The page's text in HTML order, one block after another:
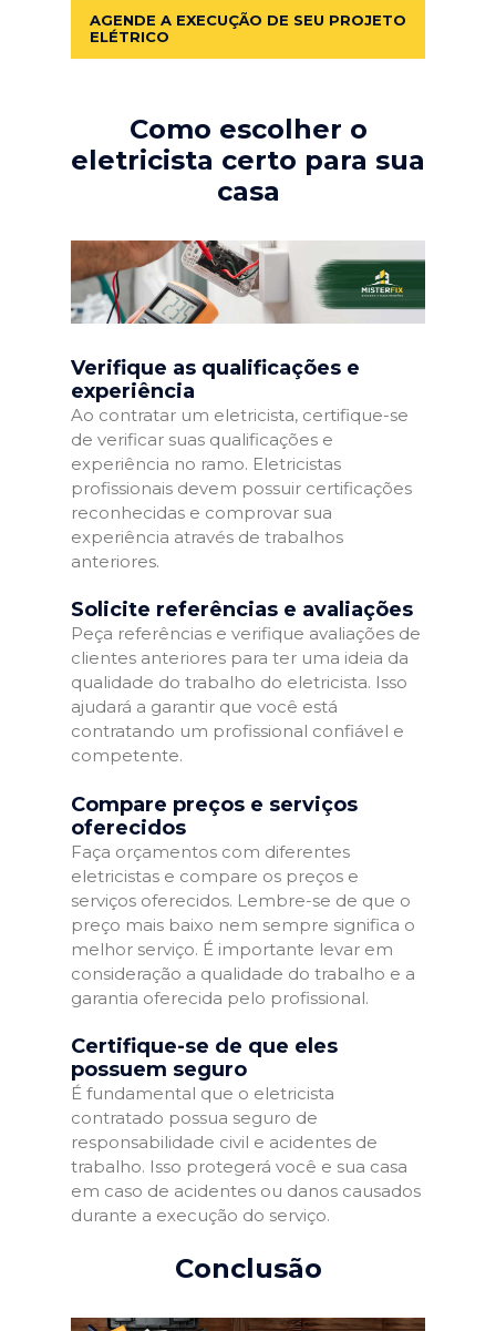
AGENDE A EXECUÇÃO DE SEU PROJETO
ELÉTRICO
Como escolher o
eletricista certo para sua
casa
Verifique as qualificações e
experiência
Ao contratar um eletricista, certifique-se
de verificar suas qualificações e
experiência no ramo. Eletricistas
profissionais devem possuir certificações
reconhecidas e comprovar sua
experiência através de trabalhos
anteriores.
Solicite referências e avaliações
Peça referências e verifique avaliações de
clientes anteriores para ter uma ideia da
qualidade do trabalho do eletricista. Isso
ajudará a garantir que você está
contratando um profissional confiável e
competente.
Compare preços e serviços
oferecidos
Faça orçamentos com diferentes
eletricistas e compare os preços e
serviços oferecidos. Lembre-se de que o
preço mais baixo nem sempre significa o
melhor serviço. É importante levar em
consideração a qualidade do trabalho e a
garantia oferecida pelo profissional.
Certifique-se de que eles
possuem seguro
É fundamental que o eletricista
contratado possua seguro de
responsabilidade civil e acidentes de
trabalho. Isso protegerá você e sua casa
em caso de acidentes ou danos causados
durante a execução do serviço.
Conclusão